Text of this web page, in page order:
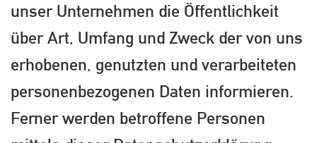
unser Unternehmen die Öffentlichkeit
über Art, Umfang und Zweck der von uns
erhobenen, genutzten und verarbeiteten
personenbezogenen Daten informieren.
Ferner werden betroffene Personen